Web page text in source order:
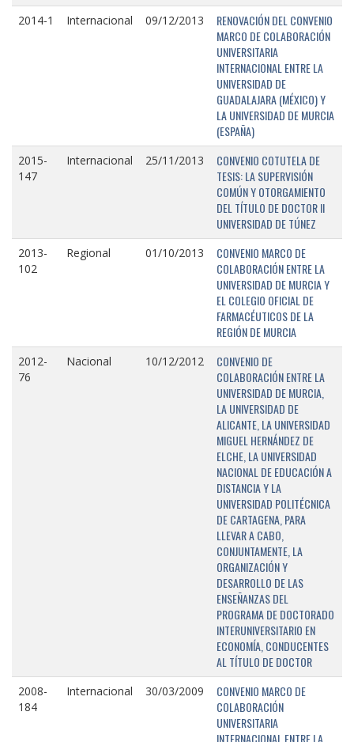
2014-1 Internacional 09/12/2013
RENOVACIÓN DEL CONVENIO
MARCO DE COLABORACIÓN
UNIVERSITARIA
INTERNACIONAL ENTRE LA
UNIVERSIDAD DE
GUADALAJARA (MÉXICO) Y
LA UNIVERSIDAD DE MURCIA
(ESPAÑA)
2015-
147
Internacional 25/11/2013
CONVENIO COTUTELA DE
TESIS: LA SUPERVISIÓN
COMÚN Y OTORGAMIENTO
DEL TÍTULO DE DOCTOR II
UNIVERSIDAD DE TÚNEZ
2013-
102
Regional 01/10/2013
CONVENIO MARCO DE
COLABORACIÓN ENTRE LA
UNIVERSIDAD DE MURCIA Y
EL COLEGIO OFICIAL DE
FARMACÉUTICOS DE LA
REGIÓN DE MURCIA
2012-
76
Nacional 10/12/2012
CONVENIO DE
COLABORACIÓN ENTRE LA
UNIVERSIDAD DE MURCIA,
LA UNIVERSIDAD DE
ALICANTE, LA UNIVERSIDAD
MIGUEL HERNÁNDEZ DE
ELCHE, LA UNIVERSIDAD
NACIONAL DE EDUCACIÓN A
DISTANCIA Y LA
UNIVERSIDAD POLITÉCNICA
DE CARTAGENA, PARA
LLEVAR A CABO,
CONJUNTAMENTE, LA
ORGANIZACIÓN Y
DESARROLLO DE LAS
ENSEÑANZAS DEL
PROGRAMA DE DOCTORADO
INTERUNIVERSITARIO EN
ECONOMÍA, CONDUCENTES
AL TÍTULO DE DOCTOR
2008-
184
Internacional 30/03/2009
CONVENIO MARCO DE
COLABORACIÓN
UNIVERSITARIA
INTERNACIONAL ENTRE LA